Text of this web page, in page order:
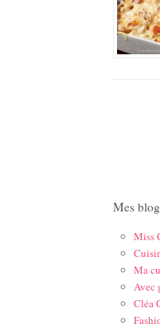
Mes
Miss
Ma
Avec
Cléa